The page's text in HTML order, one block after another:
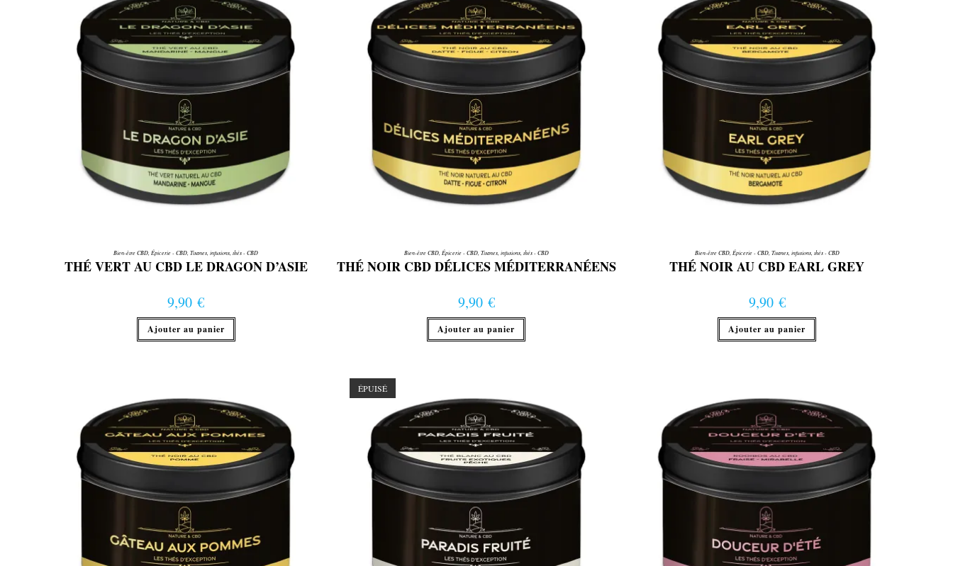
Bien-être CBD ,Épicerie - CBD ,Tisanes, infusions, thés - CBD
THÉ VERT AU CBD LE DRAGON D’ASIE
9,90€
Ajouter au panier
Bien-être CBD, Épicerie - CBD, Tisanes, infusions, thés - CBD
THÉ NOIR CBD DÉLICES MÉDITERRANÉENS
9,90 €
Ajouter au panier
Bien-être CBD, Épicerie - CBD, Tisanes, infusions, thés - CBD
THÉ NOIR AU CBD EARL GREY
9,90 €
Ajouter au panier
ÉPUISÉ